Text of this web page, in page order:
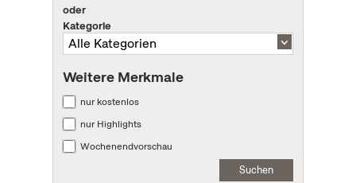
oder
Kategorie
Weitere Merkmale
nur kostenlos
nur Highlights
Wochenendvorschau
Suchen